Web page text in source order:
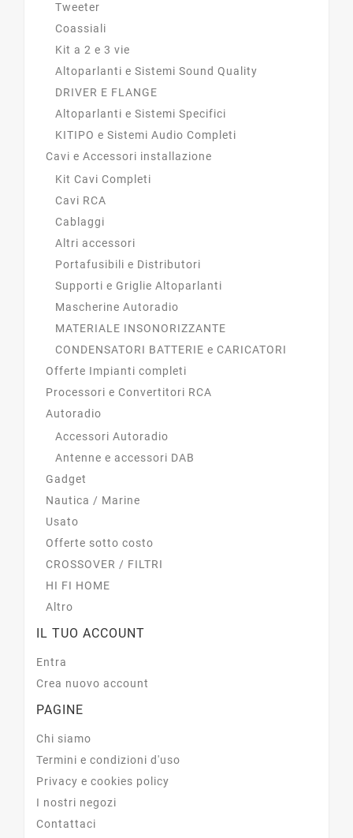
Tweeter
Coassiali
Kit a 2 e 3 vie
Altoparlanti e Sistemi Sound Quality
DRIVER E FLANGE
Altoparlanti e Sistemi Specifici
KITIPO e Sistemi Audio Completi
Cavi e Accessori installazione
Kit Cavi Completi
Cavi RCA
Cablaggi
Altri accessori
Portafusibili e Distributori
Supporti e Griglie Altoparlanti
Mascherine Autoradio
MATERIALE INSONORIZZANTE
CONDENSATORI BATTERIE e CARICATORI
Offerte Impianti completi
Processori e Convertitori RCA
Autoradio
Accessori Autoradio
Antenne e accessori DAB
Gadget
Nautica / Marine
Usato
Offerte sotto costo
CROSSOVER / FILTRI
HI FI HOME
Altro
IL TUO ACCOUNT
Entra
Crea nuovo account
PAGINE
Chi siamo
Termini e condizioni d'uso
Privacy e cookies policy
I nostri negozi
Contattaci